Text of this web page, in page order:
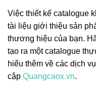
Việc thiết kế catalogue
tài liệu giới thiệu sản
thương hiệu của bạn.
tạo ra một catalogue
hiểu thêm về các dịch
cập Quangcaox.vn.